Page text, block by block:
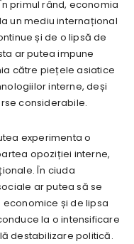
primul rând, economia
un mediu internațional
și de o lipsă de
ar putea impune
către piețele asiatice
interne, deși
considerabile.
experimenta o
opoziției interne,
În ciuda
ar putea să se
și de lipsa
la o intensificare
destabilizare politică.